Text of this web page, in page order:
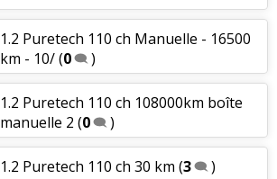
1.2 Puretech 110 ch Manuelle - 16500
km - 10/(0 )
1.2 Puretech 110 ch 108000km boîte
manuelle 2 (0 )
1.2 Puretech 110 ch 30 km (3 )